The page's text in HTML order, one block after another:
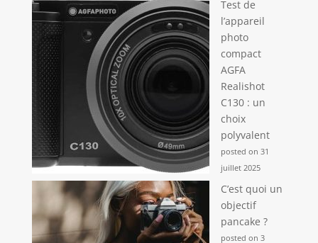
Test de
l’appareil
photo
compact
AGFA
Realishot
C130 : un
choix
polyvalent
posted on 31
juillet 2025
C’est quoi un
objectif
pancake ?
posted on 3